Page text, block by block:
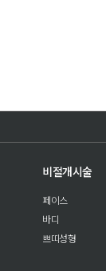
비절개시술
페이스
바디
쁘띠성형